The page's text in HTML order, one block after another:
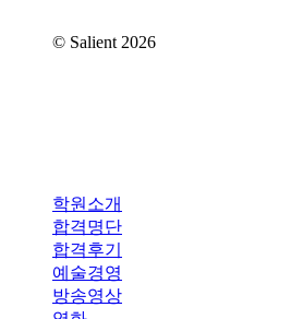
© Salient2026
학원소개
합격명단
합격후기
예술경영
방송영상